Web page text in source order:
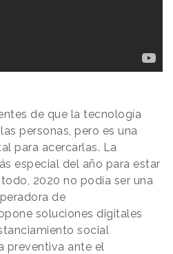
de que la tecnología
personas, pero es una
para acercarlas. La
especial del año para estar
2020 no podía ser una
de
soluciones digitales
social
preventiva ante el